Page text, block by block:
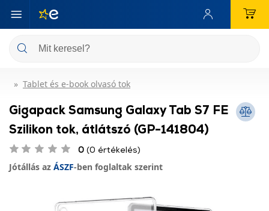
Tablet és e-book olvasó tok
Gigapack Samsung Galaxy Tab S7 FE
Szilikon tok, átlátszó (GP-141804)
0 (0 értékelés)
Jótállás az ÁSZF-ben foglaltak szerint